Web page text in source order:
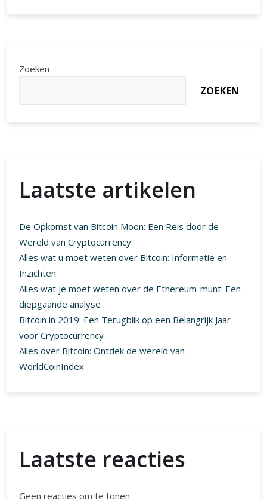
Zoeken
ZOEKEN
Laatste artikelen
De Opkomst van Bitcoin Moon: Een Reis door de
Wereld van Cryptocurrency
Alles wat u moet weten over Bitcoin: Informatie en
Inzichten
Alles wat je moet weten over de Ethereum-munt: Een
diepgaande analyse
Bitcoin in 2019: Een Terugblik op een Belangrijk Jaar
voor Cryptocurrency
Alles over Bitcoin: Ontdek de wereld van
WorldCoinIndex
Laatste reacties
Geen reacties om te tonen.